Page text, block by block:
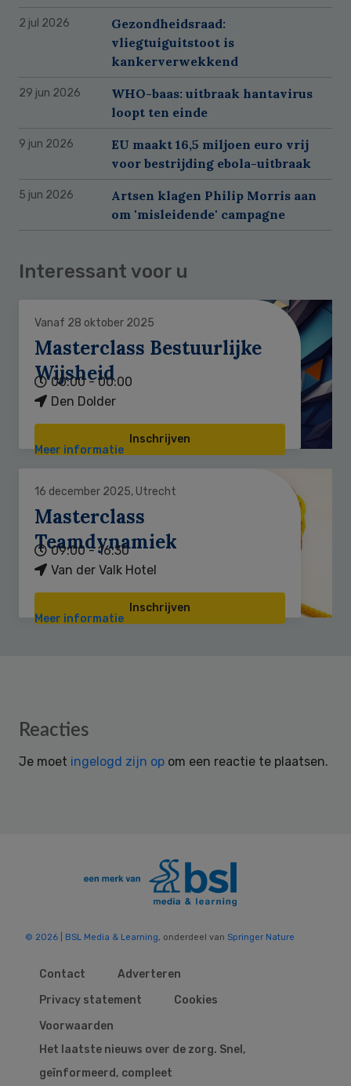
2 jul 2026
Gezondheidsraad:
vliegtuiguitstoot is
kankerverwekkend
29 jun 2026
WHO-baas: uitbraak hantavirus
loopt ten einde
9 jun 2026
EU maakt 16,5 miljoen euro vrij
voor bestrijding ebola-uitbraak
5 jun 2026
Artsen klagen Philip Morris aan
om 'misleidende' campagne
Interessant voor u
Vanaf 28 oktober 2025
Masterclass Bestuurlijke
Wijsheid
00:00 - 00:00
Den Dolder
Inschrijven
Meer informatie
16 december 2025, Utrecht
Masterclass
Teamdynamiek
09:00 - 16:30
Van der Valk Hotel
Inschrijven
Meer informatie
Reader
Reacties
Je moet ingelogd zijn op om een reactie te plaatsen.
© 2026 | BSL Media & Learning , onderdeel van Springer Nature
Contact
Adverteren
Privacy statement
Cookies
Voorwaarden
Het laatste nieuws over de zorg. Snel,
geïnformeerd, compleet